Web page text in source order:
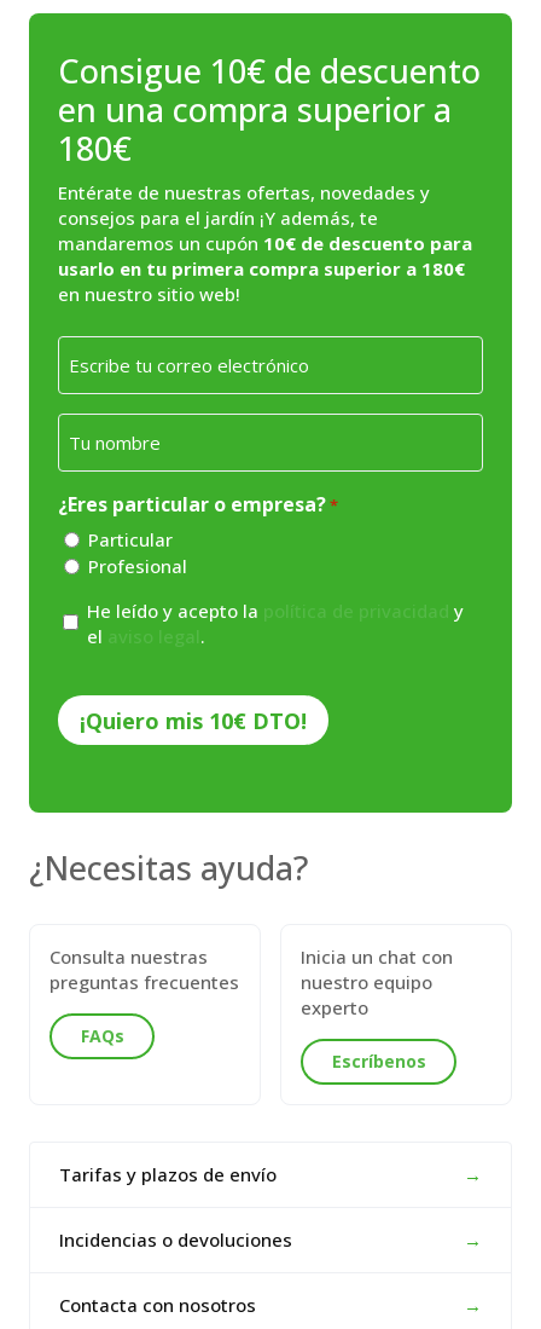
Consigue 10€ de descuento
en una compra superior a
180€
Entérate de nuestras ofertas, novedades y
consejos para el jardín ¡Y además, te
mandaremos un cupón 10€ de descuento para
usarlo en tu primera compra superior a 180€
en nuestro sitio web!
Email
Nombre
¿Eres particular o empresa?*
Particular
Profesional
Consentimiento
He leído y acepto la política de privacidad y
el aviso legal.
¿Necesitas ayuda?
Consulta nuestras
preguntas frecuentes
FAQs
Inicia un chat con
nuestro equipo
experto
Escríbenos
Tarifas y plazos de envío →
Incidencias o devoluciones →
Contacta con nosotros →